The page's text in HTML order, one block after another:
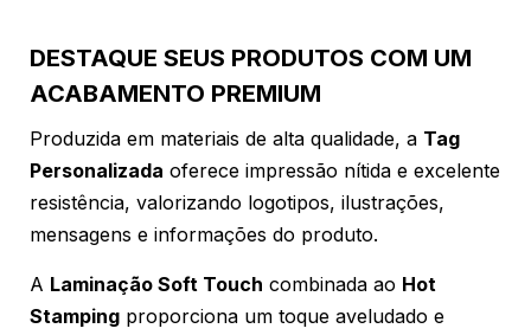
DESTAQUE SEUS PRODUTOS COM UM
ACABAMENTO PREMIUM
Produzida em materiais de alta qualidade, a Tag
Personalizada oferece impressão nítida e excelente
resistência, valorizando logotipos, ilustrações,
mensagens e informações do produto.
A Laminação Soft Touch combinada ao Hot
Stamping proporciona um toque aveludado e